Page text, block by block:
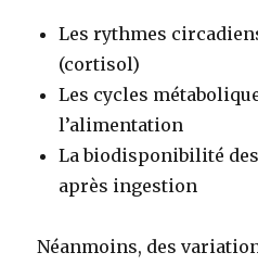
Les rythmes
(cortisol)
Les cycles
l’alimentation
La biodisponibilité
après ingestion
Néanmoins, des